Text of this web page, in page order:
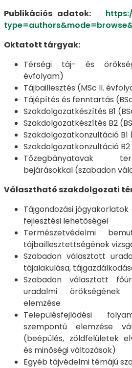
Publikációs adatok:
Oktatott tárgyak:
Térségi táj- és
évfolyam)
Tájbaillesztés (MSc II.
Tájépítés és fenntartás
Szakdolgozatkészítés B1
Szakdolgozatkészítés B2
Szakdolgozatkonzultáció B1
Szakdolgozatkonzultáció
Tőzegbányatavak
bejárásokkal (szabadon
Választható szakdolgozati
Tájgondozási
fejlesztési lehetőségei
Természetvédelmi
tájbaillesztettségének
Szabadon választott
tájalakulása,
Szabadon választott
uradalmi örökségének
elemzése
Településfejlődési
szempontú elemzése
(beépülés, zöldfelületek
és minőségi változások)
Egyéb tájvédelmi témájú